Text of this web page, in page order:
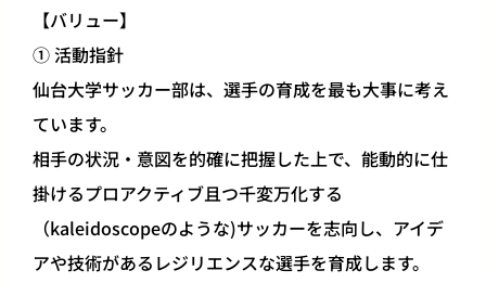
【バリュー】
① 活動指針
仙台大学サッカー部は、選手の育成を最も大事に考え
ています。
相手の状況・意図を的確に把握した上で、能動的に仕
掛けるプロアクティブ且つ千変万化する
（kaleidoscopeのような)サッカーを志向し、アイデ
アや技術があるレジリエンスな選手を育成します。